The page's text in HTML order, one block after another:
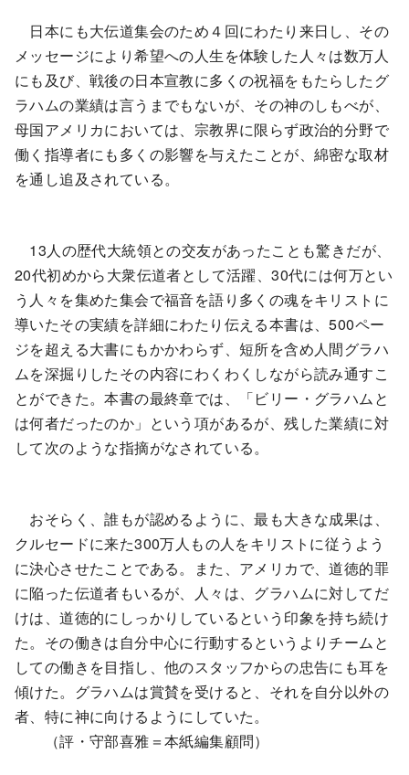
日本にも大伝道集会のため４回にわたり来日し、その
メッセージにより希望への人生を体験した人々は数万人
にも及び、戦後の日本宣教に多くの祝福をもたらしたグ
ラハムの業績は言うまでもないが、その神のしもべが、
母国アメリカにおいては、宗教界に限らず政治的分野で
働く指導者にも多くの影響を与えたことが、綿密な取材
を通し追及されている。
13人の歴代大統領との交友があったことも驚きだが、
20代初めから大衆伝道者として活躍、30代には何万とい
う人々を集めた集会で福音を語り多くの魂をキリストに
導いたその実績を詳細にわたり伝える本書は、500ペー
ジを超える大書にもかかわらず、短所を含め人間グラハ
ムを深掘りしたその内容にわくわくしながら読み通すこ
とができた。本書の最終章では、「ビリー・グラハムと
は何者だったのか」という項があるが、残した業績に対
して次のような指摘がなされている。
おそらく、誰もが認めるように、最も大きな成果は、
クルセードに来た300万人もの人をキリストに従うよう
に決心させたことである。また、アメリカで、道徳的罪
に陥った伝道者もいるが、人々は、グラハムに対してだ
けは、道徳的にしっかりしているという印象を持ち続け
た。その働きは自分中心に行動するというよりチームと
しての働きを目指し、他のスタッフからの忠告にも耳を
傾けた。グラハムは賞賛を受けると、それを自分以外の
者、特に神に向けるようにしていた。
（評・守部喜雅＝本紙編集顧問）